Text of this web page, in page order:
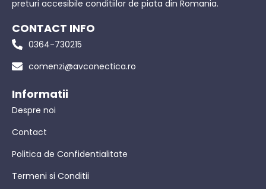
preturi accesibile conditiilor de piata din Romania.
CONTACT INFO
0364-730215
comenzi@avconectica.ro
Informatii
Despre noi
Contact
Politica de Confidentialitate
Termeni si Conditii